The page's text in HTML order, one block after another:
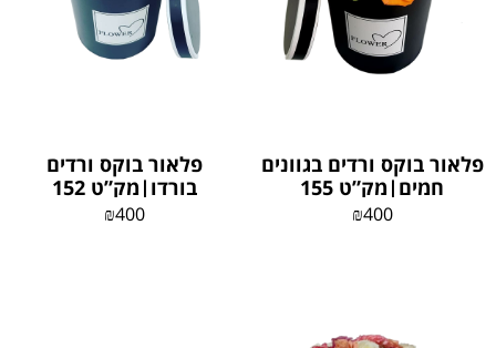
פלאור בוקס ורדים בגוונים
חמים|מק”ט 155
₪400
פלאור בוקס ורדים
בורדו|מק”ט 152
₪400